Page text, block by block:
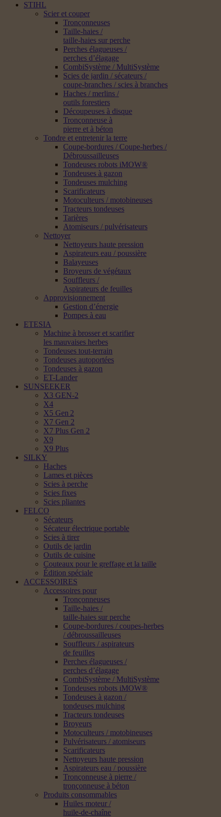
STIHL
Scier et couper
Tronçonneuses
Taille-haies /
taille-haies sur perche
Perches élagueuses /
perches d’élagage
CombiSystème / MultiSystème
Scies de jardin / sécateurs /
coupe-branches / scies à branches
Haches / merlins /
outils forestiers
Découpeuses à disque
Tronçonneuse à
pierre et à béton
Tondre et entretenir la terre
Coupe-bordures / Coupe-herbes /
Débroussailleuses
Tondeuses robots iMOW®
Tondeuses à gazon
Tondeuses mulching
Scarificateurs
Motoculteurs / motobineuses
Tracteurs tondeuses
Tarières
Atomiseurs / pulvérisateurs
Nettoyer
Nettoyeurs haute pression
Aspirateurs eau / poussière
Balayeuses
Broyeurs de végétaux
Souffleurs /
Aspirateurs de feuilles
Approvisionnement
Gestion d’énergie
Pompes à eau
ETESIA
Machine à brosser et scarifier
les mauvaises herbes
Tondeuses tout-terrain
Tondeuses autoportées
Tondeuses à gazon
ET-Lander
SUNSEEKER
X3 GEN-2
X4
X5 Gen 2
X7 Gen 2
X7 Plus Gen 2
X9
X9 Plus
SILKY
Haches
Lames et pièces
Scies à perche
Scies fixes
Scies pliantes
FELCO
Sécateurs
Sécateur électrique portable
Scies à tirer
Outils de jardin
Outils de cuisine
Couteaux pour le greffage et la taille
Édition spéciale
ACCESSOIRES
Accessoires pour
Tronçonneuses
Taille-haies /
taille-haies sur perche
Coupe-bordures / coupes-herbes
/ débroussailleuses
Souffleurs / aspirateurs
de feuilles
Perches élagueuses /
perches d’élagage
CombiSystème / MultiSystème
Tondeuses robots iMOW®
Tondeuses à gazon /
tondeuses mulching
Tracteurs tondeuses
Broyeurs
Motoculteurs / motobineuses
Pulvérisateurs / atomiseurs
Scarificateurs
Nettoyeurs haute pression
Aspirateurs eau / poussière
Tronçonneuse à pierre /
tronçonneuse à béton
Produits consommables
Huiles moteur /
huile-de-chaîne